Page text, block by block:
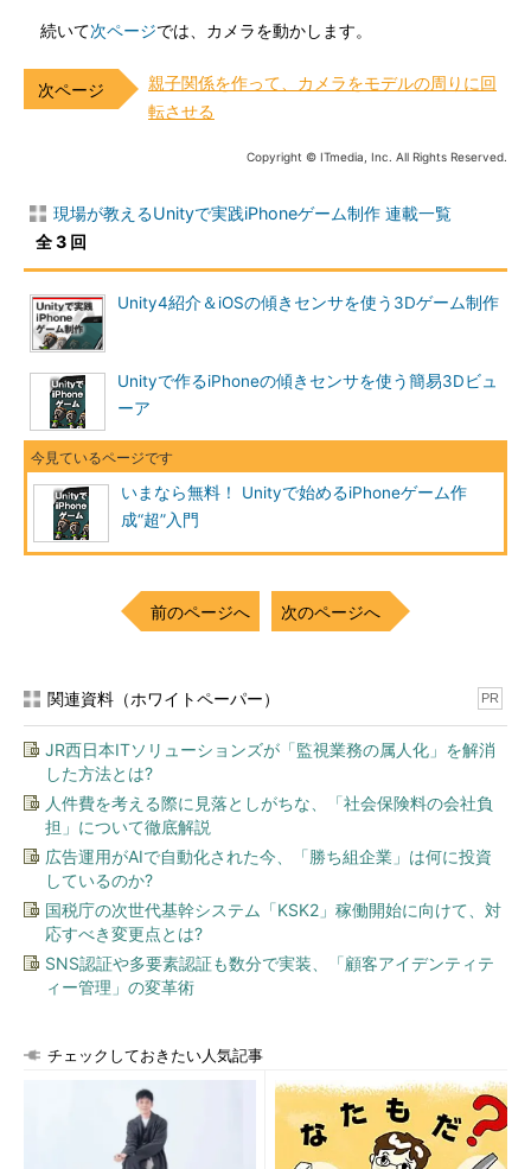
続いて次ページでは、カメラを動かします。
親子関係を作って、カメラをモデルの周りに回
転させる
Copyright © ITmedia, Inc. All Rights Reserved.
現場が教えるUnityで実践iPhoneゲーム制作 連載一覧
全 3 回
Unity4紹介＆iOSの傾きセンサを使う3Dゲーム制作
Unityで作るiPhoneの傾きセンサを使う簡易3Dビュ
ーア
いまなら無料！ Unityで始めるiPhoneゲーム作
成“超”入門
前のページへ 次のページへ
関連資料（ホワイトペーパー） PR
JR西日本ITソリューションズが「監視業務の属人化」を解消
した方法とは?
人件費を考える際に見落としがちな、「社会保険料の会社負
担」について徹底解説
広告運用がAIで自動化された今、「勝ち組企業」は何に投資
しているのか?
国税庁の次世代基幹システム「KSK2」稼働開始に向けて、対
応すべき変更点とは?
SNS認証や多要素認証も数分で実装、「顧客アイデンティテ
ィー管理」の変革術
チェックしておきたい人気記事